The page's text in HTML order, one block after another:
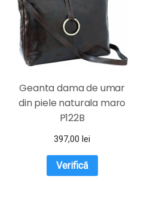
Geanta dama de umar
din piele naturala maro
P122B
397,00lei
Verifică